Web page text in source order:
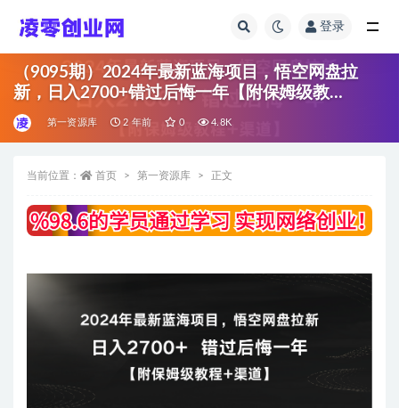
登录
（9095期）2024年最新蓝海项目，悟空网盘拉
新，日入2700+错过后悔一年【附保姆级教…
第一资源库 2 年前 0 4.8K
当前位置： 首页 第一资源库 正文